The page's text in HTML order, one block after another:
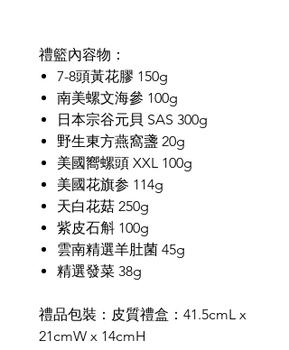
禮籃內容物：
7-8頭黃花膠 150g
南美螺文海參 100g
日本宗谷元貝 SAS 300g
野生東方燕窩盞 20g
美國嚮螺頭 XXL 100g
美國花旗参 114g
天白花菇 250g
紫皮石斛 100g
雲南精選羊肚菌 45g
精選發菜 38g
禮品包裝：皮質禮盒：41.5cmL x
21cmW x 14cmH